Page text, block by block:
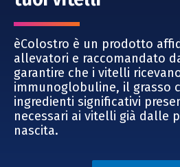
èColostro è un prodotto
allevatori e raccomandato
garantire che i vitelli
immunoglobuline, il grasso
ingredienti significativi
necessari ai vitelli già dalle
nascita.